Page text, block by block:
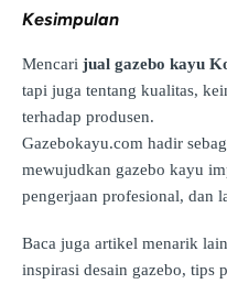
Kesimpulan
Mencari jual gazebo kayu
tapi juga tentang kualitas,
terhadap produsen.
Gazebokayu.com hadir
mewujudkan gazebo kayu
pengerjaan profesional, dan
Baca juga artikel menarik
inspirasi desain gazebo, tips